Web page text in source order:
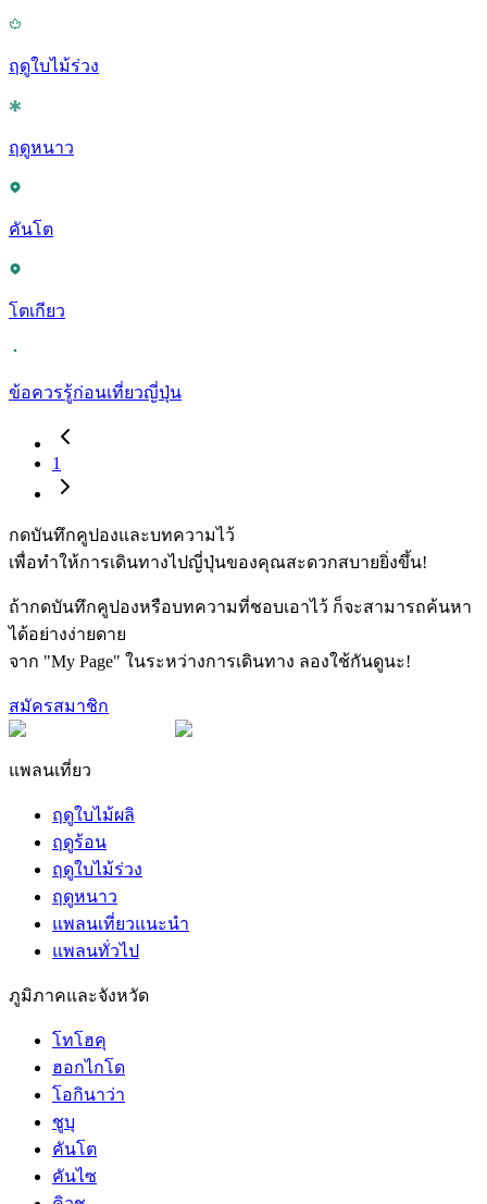
ฤดูใบไม้ร่วง
ฤดูหนาว
คันโต
โตเกียว
ข้อควรรู้ก่อนเที่ยวญี่ปุ่น
1
กดบันทึกคูปองและบทความไว้
เพื่อทำให้การเดินทางไปญี่ปุ่นของคุณสะดวกสบายยิ่งขึ้น!
ถ้ากดบันทึกคูปองหรือบทความที่ชอบเอาไว้ ก็จะสามารถค้นหา
ได้อย่างง่ายดาย
จาก "My Page" ในระหว่างการเดินทาง ลองใช้กันดูนะ!
สมัครสมาชิก
แพลนเที่ยว
ฤดูใบไม้ผลิ
ฤดูร้อน
ฤดูใบไม้ร่วง
ฤดูหนาว
แพลนเที่ยวแนะนำ
แพลนทั่วไป
ภูมิภาคและจังหวัด
โทโฮคุ
ฮอกไกโด
โอกินาว่า
ชูบุ
คันโต
คันไซ